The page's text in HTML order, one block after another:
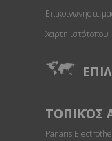
Επικοινωνήστε
Χάρτη ιστότοπου
ΤΟΠΙΚΌΣ
Panaris